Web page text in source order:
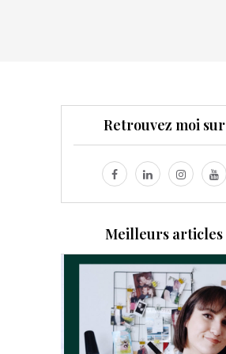
Retrouvez moi sur
Meilleurs articles